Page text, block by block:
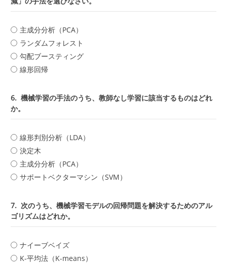
主成分分析（PCA）
ランダムフォレスト
勾配ブースティング
線形回帰
6. 機械学習の手法のうち、教師なし学習に該当するものはどれ
か。
線形判別分析（LDA）
決定木
主成分分析（PCA）
サポートベクターマシン（SVM）
7. 次のうち、機械学習モデルの回帰問題を解決するためのアル
ゴリズムはどれか。
ナイーブベイズ
K-平均法（K-means）